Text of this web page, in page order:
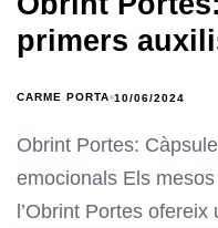
primers
CARME PORTA 10/06/2024
Obrint Portes:
emocionals Els
l’Obrint Portes